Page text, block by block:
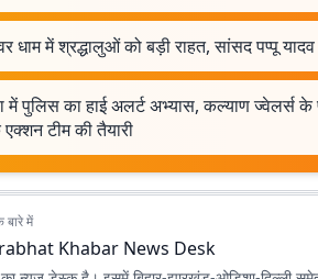
धाम में श्रद्धालुओं को बड़ी राहत, सांसद पप्पू
में पुलिस का हाई अलर्ट अभ्यास, कल्याण ज्वेलर्स
टीम की तैयारी
में
Khabar News Desk